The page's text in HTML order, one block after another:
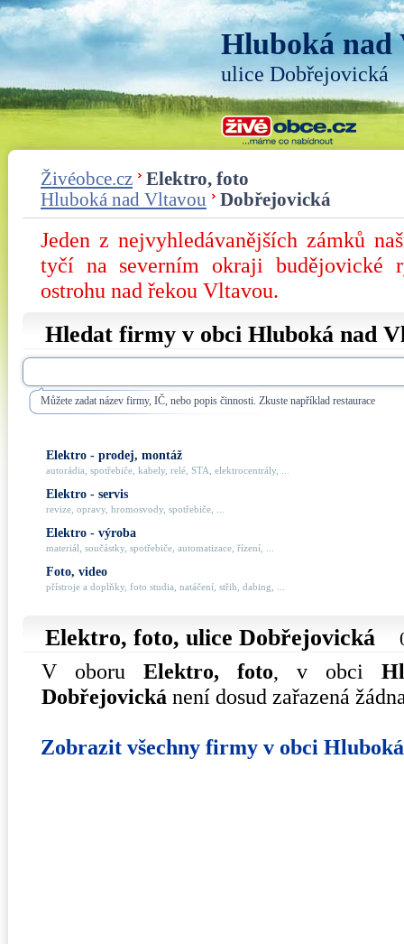
Hluboká nad
ulice Dobřejovická
Živéobce.cz
Elektro, foto
Hluboká nad Vltavou
Dobřejovická
Jeden z nejvyhledávanějších zámků
tyčí na severním okraji budějovické
ostrohu nad řekou Vltavou.
Hledat firmy v obci Hluboká nad
Můžete zadat název firmy, IČ, nebo popis činnosti. Zkuste například restaurace
Elektro - prodej, montáž
autorádia, spotřebiče, kabely, relé, STA, elektrocentrály, ...
Elektro - servis
revize, opravy, hromosvody, spotřebiče, ...
Elektro - výroba
materiál, součástky, spotřebiče, automatizace, řízení, ...
Foto, video
přístroje a doplňky, foto studia, natáčení, střih, dabing, ...
Elektro, foto, ulice Dobřejovická
V oboru Elektro, foto, v obci
Dobřejovická není dosud zařazená
Zobrazit všechny firmy v obci